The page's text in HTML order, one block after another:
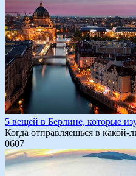
5 вещей в Берлине, которые
Когда отправляешься в
0607